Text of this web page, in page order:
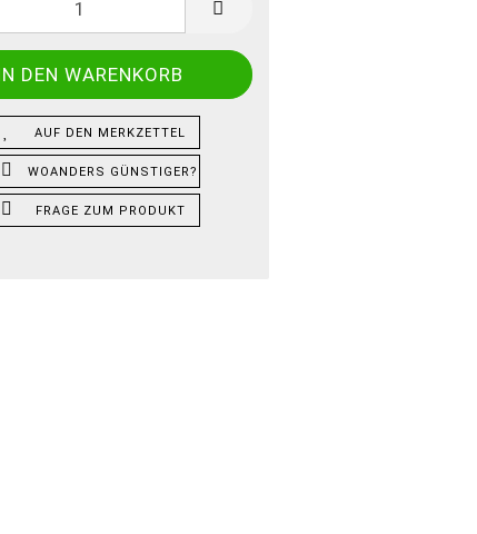
AUF DEN MERKZETTEL
WOANDERS GÜNSTIGER?
FRAGE ZUM PRODUKT